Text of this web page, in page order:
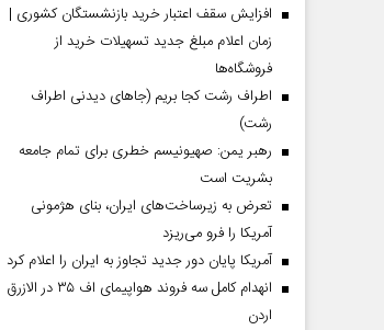
افزایش سقف اعتبار خرید بازنشستگان کشوری |
زمان اعلام مبلغ جدید تسهیلات خرید از
فروشگاه‌ها
اطراف رشت کجا بریم (جاهای دیدنی اطراف
رشت)
رهبر یمن: صهیونیسم خطری برای تمام جامعه
بشریت است
تعرض به زیرساخت‌های ایران، بنای هژمونی
آمریکا را فرو می‌ریزد
آمریکا پایان دور جدید تجاوز به ایران را اعلام کرد
انهدام کامل سه فروند هواپیمای اف ۳۵ در الازرق
اردن